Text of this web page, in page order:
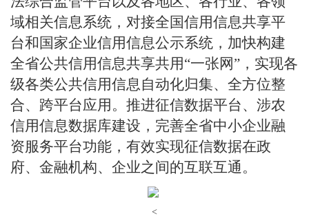
域相关信息系统，对接全国信用信息共享平
台和国家企业信用信息公示系统，加快构建
全省公共信用信息共享共用“一张网”，实现各
级各类公共信用信息自动化归集、全方位整
合、跨平台应用。推进征信数据平台、涉农
信用信息数据库建设，完善全省中小企业融
资服务平台功能，有效实现征信数据在政
府、金融机构、企业之间的互联互通。
<